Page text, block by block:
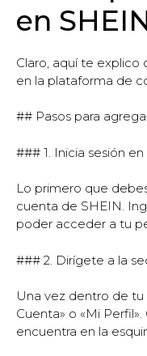
en
Claro, aquí te
en la plataforma de
## Pasos para
### 1. Inicia sesión
Lo primero que
cuenta de SHEIN.
poder acceder a tu
### 2. Dirígete a la
Una vez dentro de tu
Cuenta» o «Mi
encuentra en la